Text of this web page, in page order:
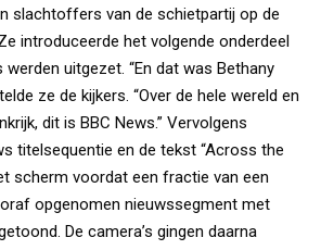
slachtoffers van de schietpartij op de
introduceerde het volgende onderdeel
werden uitgezet. “En dat was Bethany
ze de kijkers. “Over de hele wereld en
dit is BBC News.” Vervolgens
titelsequentie en de tekst “Across the
scherm voordat een fractie van een
opgenomen nieuwssegment met
De camera’s gingen daarna